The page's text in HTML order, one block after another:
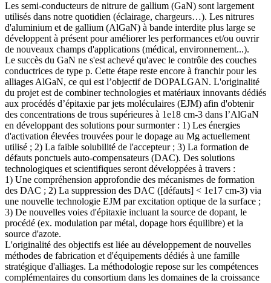
Les semi-conducteurs de nitrure de gallium (GaN) sont largement
utilisés dans notre quotidien (éclairage, chargeurs…). Les nitrures
d'aluminium et de gallium (AlGaN) à bande interdite plus large se
développent à présent pour améliorer les performances et/ou ouvrir
de nouveaux champs d'applications (médical, environnement...).
Le succès du GaN ne s'est achevé qu'avec le contrôle des couches
conductrices de type p. Cette étape reste encore à franchir pour les
alliages AlGaN, ce qui est l’objectif de DOPALGAN. L'originalité
du projet est de combiner technologies et matériaux innovants dédiés
aux procédés d’épitaxie par jets moléculaires (EJM) afin d'obtenir
des concentrations de trous supérieures à 1e18 cm-3 dans l’AlGaN
en développant des solutions pour surmonter : 1) Les énergies
d'activation élevées trouvées pour le dopage au Mg actuellement
utilisé ; 2) La faible solubilité de l'accepteur ; 3) La formation de
défauts ponctuels auto-compensateurs (DAC). Des solutions
technologiques et scientifiques seront développées à travers :
1) Une compréhension approfondie des mécanismes de formation
des DAC ; 2) La suppression des DAC ([défauts] < 1e17 cm-3) via
une nouvelle technologie EJM par excitation optique de la surface ;
3) De nouvelles voies d'épitaxie incluant la source de dopant, le
procédé (ex. modulation par métal, dopage hors équilibre) et la
source d'azote.
L'originalité des objectifs est liée au développement de nouvelles
méthodes de fabrication et d'équipements dédiés à une famille
stratégique d'alliages. La méthodologie repose sur les compétences
complémentaires du consortium dans les domaines de la croissance